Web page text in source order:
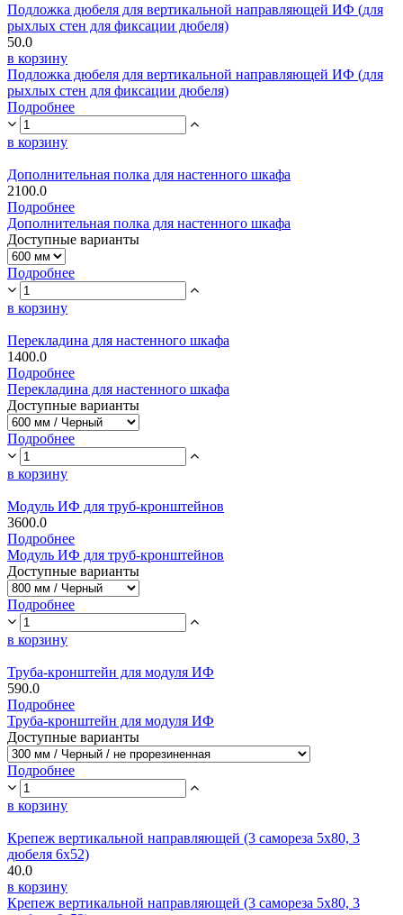
Подложка дюбеля для вертикальной направляющей ИФ (для
рыхлых стен для фиксации дюбеля)
50.0
в корзину
Подложка дюбеля для вертикальной направляющей ИФ (для
рыхлых стен для фиксации дюбеля)
Подробнее
в корзину
Дополнительная полка для настенного шкафа
2100.0
Подробнее
Дополнительная полка для настенного шкафа
Доступные варианты
Подробнее
в корзину
Перекладина для настенного шкафа
1400.0
Подробнее
Перекладина для настенного шкафа
Доступные варианты
Подробнее
в корзину
Модуль ИФ для труб-кронштейнов
3600.0
Подробнее
Модуль ИФ для труб-кронштейнов
Доступные варианты
Подробнее
в корзину
Труба-кронштейн для модуля ИФ
590.0
Подробнее
Труба-кронштейн для модуля ИФ
Доступные варианты
Подробнее
в корзину
Крепеж вертикальной направляющей (3 самореза 5х80, 3
дюбеля 6х52)
40.0
в корзину
Крепеж вертикальной направляющей (3 самореза 5х80, 3